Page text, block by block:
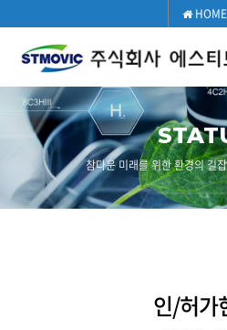
HOME
참다운 미래를 위한 환경의 길
인/허가